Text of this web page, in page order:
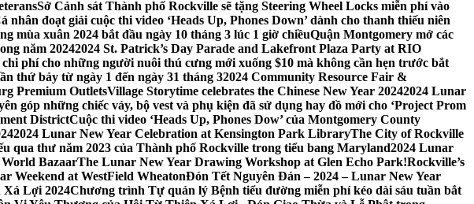
Sở Cảnh sát Thành phố Rockville sẽ tặng Steering Wheel Locks miễn phí vào
nhân đoạt giải cuộc thi video ‘Heads Up, Phones Down’ dành cho thanh thiếu niên
mùa xuân 2024 bắt đầu ngày 10 tháng 3 lúc 1 giờ chiềuQuận Montgomery mở các
năm 20242024 St. Patrick’s Day Parade and Lakefront Plaza Party at RIO
phí cho những người nuôi thú cưng mới xuống $10 mà không cần hẹn trước bắt
thứ bảy từ ngày 1 đến ngày 31 tháng 32024 Community Resource Fair &
Premium OutletsVillage Storytime celebrates the Chinese New Year 20242024 Lunar
góp những chiếc váy, bộ vest và phụ kiện đã sử dụng hay đồ mới cho ‘Project Prom
DistrictCuộc thi video ‘Heads Up, Phones Dow’ của Montgomery County
2024 Lunar New Year Celebration at Kensington Park LibraryThe City of Rockville
qua thư năm 2023 của Thành phố Rockville trong tiểu bang Maryland2024 Lunar
BazaarThe Lunar New Year Drawing Workshop at Glen Echo Park!Rockville’s
Weekend at WestField WheatonĐón Tết Nguyên Đán – 2024 – Lunar New Year
Xá Lợi 2024Chương trình Tự quản lý Bệnh tiểu đường miễn phí kéo dài sáu tuần bắt